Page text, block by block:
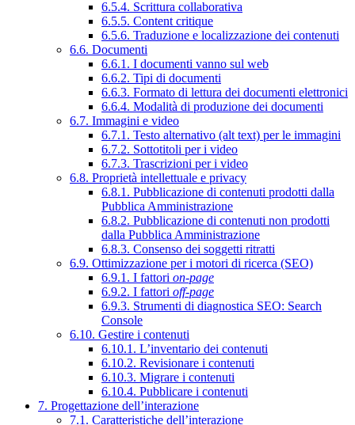
6.5.4. Scrittura collaborativa
6.5.5. Content critique
6.5.6. Traduzione e localizzazione dei contenuti
6.6. Documenti
6.6.1. I documenti vanno sul web
6.6.2. Tipi di documenti
6.6.3. Formato di lettura dei documenti elettronici
6.6.4. Modalità di produzione dei documenti
6.7. Immagini e video
6.7.1. Testo alternativo (alt text) per le immagini
6.7.2. Sottotitoli per i video
6.7.3. Trascrizioni per i video
6.8. Proprietà intellettuale e privacy
6.8.1. Pubblicazione di contenuti prodotti dalla
Pubblica Amministrazione
6.8.2. Pubblicazione di contenuti non prodotti
dalla Pubblica Amministrazione
6.8.3. Consenso dei soggetti ritratti
6.9. Ottimizzazione per i motori di ricerca (SEO)
6.9.1. I fattori on-page
6.9.2. I fattori off-page
6.9.3. Strumenti di diagnostica SEO: Search
Console
6.10. Gestire i contenuti
6.10.1. L’inventario dei contenuti
6.10.2. Revisionare i contenuti
6.10.3. Migrare i contenuti
6.10.4. Pubblicare i contenuti
7. Progettazione dell’interazione
7.1. Caratteristiche dell’interazione